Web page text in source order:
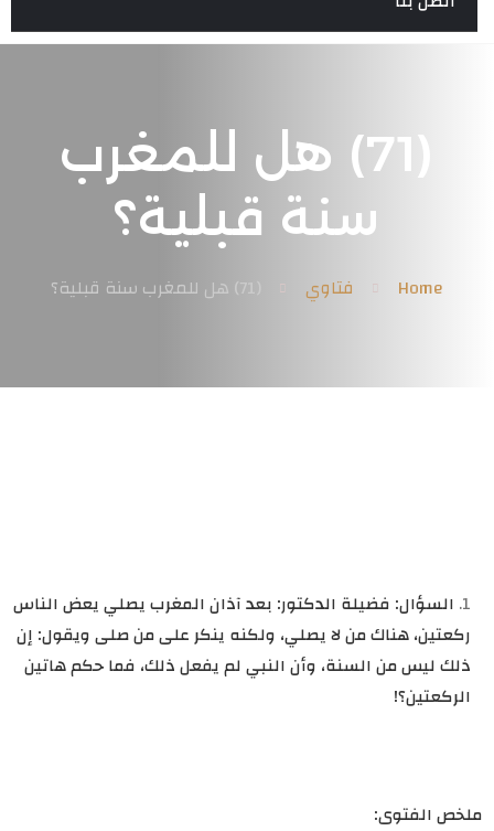
(71) هل للمغرب
سنة قبلية؟
Home فتاوي
السؤال: فضيلة الدكتور: بعد آذان المغرب يصلي يعض الناس
ركعتين، هناك من لا يصلي، ولكنه ينكر على من صلى ويقول: إن
ذلك ليس من السنة، وأن النبي لم يفعل ذلك، فما حكم هاتين
الركعتين؟!
ملخص الفتوى: